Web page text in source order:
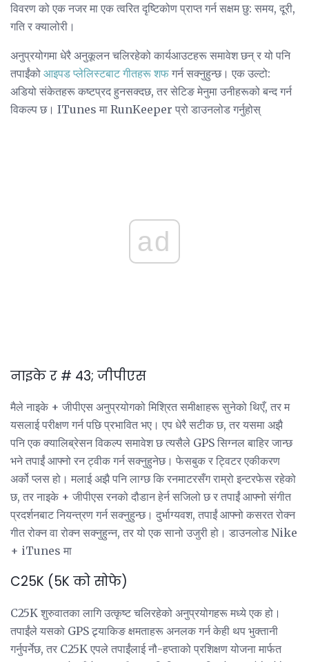
विवरण को एक नजर मा एक त्वरित दृष्टिकोण प्राप्त गर्न सक्षम छु: समय, दूरी,
गति र क्यालोरी।
अनुप्रयोगमा धेरै अनुकूलन चलिरहेको कार्यआउटहरू समावेश छन् र यो पनि
तपाईंको आइपड प्लेलिस्टबाट गीतहरू शफ गर्न सक्नुहुन्छ। एक उल्टो:
अडियो संकेतहरू कष्टप्रद हुनसक्दछ, तर सेटिङ मेनुमा उनीहरूको बन्द गर्न
विकल्प छ। ITunes मा RunKeeper प्रो डाउनलोड गर्नुहोस्
ad
नाइके र # 43; जीपीएस
मैले नाइके + जीपीएस अनुप्रयोगको मिश्रित समीक्षाहरू सुनेको थिएँ, तर म
यसलाई परीक्षण गर्न पछि प्रभावित भए। एप धेरै सटीक छ, तर यसमा अझै
पनि एक क्यालिब्रेसन विकल्प समावेश छ त्यसैले GPS सिग्नल बाहिर जान्छ
भने तपाईं आफ्नो रन ट्वीक गर्न सक्नुहुनेछ। फेसबुक र ट्विटर एकीकरण
अर्को प्लस हो। मलाई अझै पनि लाग्छ कि रनमाटरसँग राम्रो इन्टरफेस रहेको
छ, तर नाइके + जीपीएस रनको दौडान हेर्न सजिलो छ र तपाईं आफ्नो संगीत
प्रदर्शनबाट नियन्त्रण गर्न सक्नुहुन्छ। दुर्भाग्यवश, तपाईं आफ्नो कसरत रोक्न
गीत रोक्न वा रोक्न सक्नुहुन्न, तर यो एक सानो उजुरी हो। डाउनलोड Nike
+ iTunes मा
C25K (5K को सोफे)
C25K शुरुवातका लागि उत्कृष्ट चलिरहेको अनुप्रयोगहरू मध्ये एक हो।
तपाईंले यसको GPS ट्र्याकिङ क्षमताहरू अनलक गर्न केही थप भुक्तानी
गर्नुपर्नेछ, तर C25K एपले तपाईंलाई नौ-हप्ताको प्रशिक्षण योजना मार्फत